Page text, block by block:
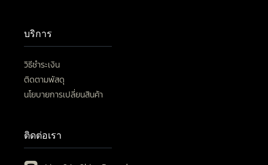
บริการ
วิธีชำระเงิน
ติดตามพัสดุ
นโยบายการเปลี่ยนสินค้า
ติดต่อเรา